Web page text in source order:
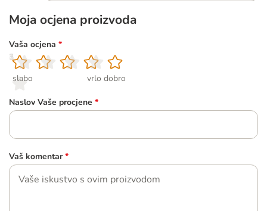
Moja ocjena proizvoda
Vaša ocjena *
1
slabo
2
3
4
5
vrlo dobro
Naslov Vaše procjene *
Vaš komentar *